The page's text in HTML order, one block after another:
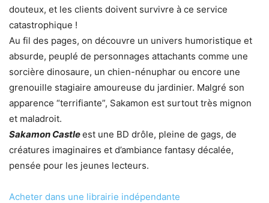
douteux, et les clients doivent survivre à ce service
catastrophique !
Au fil des pages, on découvre un univers humoristique et
absurde, peuplé de personnages attachants comme une
sorcière dinosaure, un chien-nénuphar ou encore une
grenouille stagiaire amoureuse du jardinier. Malgré son
apparence “terrifiante”, Sakamon est surtout très mignon
et maladroit.
Sakamon Castleest une BD drôle, pleine de gags, de
créatures imaginaires et d’ambiance fantasy décalée,
pensée pour les jeunes lecteurs.
Acheter dans une librairie indépendante